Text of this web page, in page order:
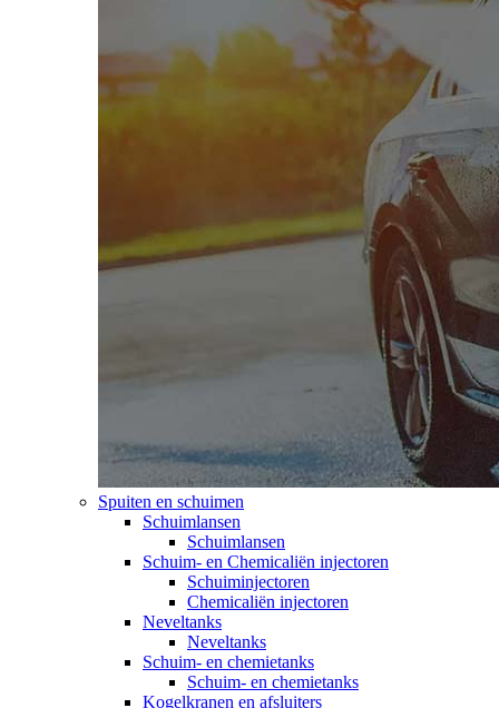
Spuiten en schuimen
Schuimlansen
Schuimlansen
Schuim- en Chemicaliën injectoren
Schuiminjectoren
Chemicaliën injectoren
Neveltanks
Neveltanks
Schuim- en chemietanks
Schuim- en chemietanks
Kogelkranen en afsluiters